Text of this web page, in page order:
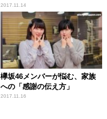
2017.11.14
欅坂46メンバーが悩む、家族
への「感謝の伝え方」
2017.11.16